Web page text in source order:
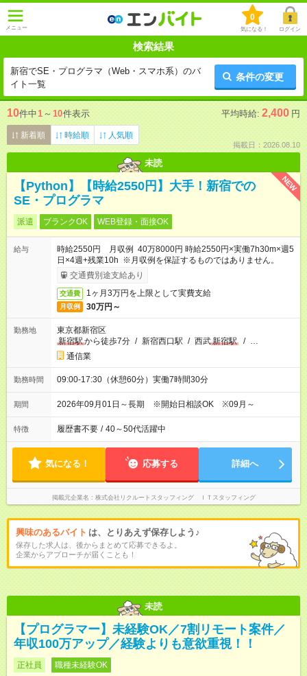
メニュー
0
気になる！ ログイン
検索結果
新宿でSE・プログラマ（Web・スマホ系）のバ
イト一覧
条件の変更
10件中1 ～ 10件表示 平均時給: 2,400 円
新着順 時給順 人気順
掲載日：2026.08.10
未読
NEW
【Python】【時給2550円】大手！新宿での
SE・プログラマ
派遣 ブランクOK WEB登録・面接OK
給与
時給2550円 月収例 40万8000円 時給2550円×実働7h30m×週5
日×4週+残業10h ※月収例を保証するものではありません。
交通費別途支給あり
交通費 1ヶ月3万円を上限として実費支給
月収例 30万円～
勤務地
東京都新宿区
新宿駅から徒歩7分 / 新宿西口駅 / 西武新宿駅 / …
通信業
勤務時間 09:00-17:30（休憩60分）実働7時間30分
期間 2026年09月01日～長期 ※開始日相談OK ※09月～
特徴 履歴書不要 / 40～50代活躍中
気になる！ 応募する 詳細へ
掲載元企業名 株式会社リクルートスタッフィング ＩＴスタッフィング
興味のあるバイト は、とりあえず保存しよう♪
保存した求人は、後からまとめて応募できるよ。
企業からアプローチが届くことも！
未読
【プログラマー】未経験OK／7割リモート案件／
年収100万アップ／経験よりも意欲重視！！
正社員 職種未経験OK